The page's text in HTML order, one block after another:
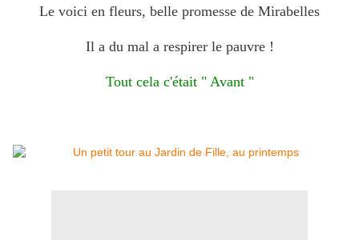
Le voici en fleurs, belle promesse de Mirabelles
Il a du mal a respirer le pauvre !
Tout cela c'était " Avant "